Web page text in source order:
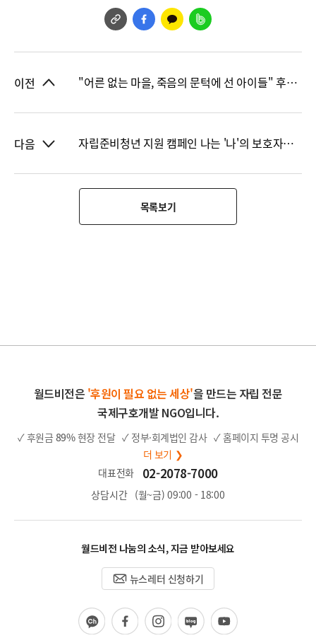
이전 "어른 없는 마을, 죽음의 문턱에 선 아이들" 후원 결과보고
다음 자립준비청년 지원 캠페인 나는 '나'의 보호자입니다 _민수편 결과보고
목록보기
월드비전은 '후원이 필요 없는 세상'을 만드는 자립 전문
국제구호개발 NGO입니다.
✓ 후원금 89%현장 전달 ✓ 정부·회계법인 감사 ✓ 홈페이지 투명 공시
더 보기 ❯
대표전화
02-2078-7000
상담시간 (월~금) 09:00 - 18:00
월드비전 나눔의 소식, 지금 받아보세요
뉴스레터 신청하기
카
카
페
이
인
스
블
로
유
튜